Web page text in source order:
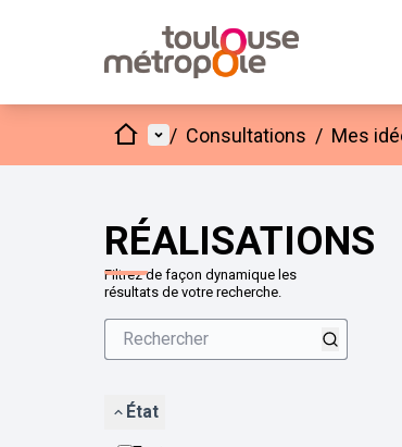
AccueilMenu principal
/ Consultations / Mes
RÉALISATIONS
Filtrez de façon dynamique les
résultats de votre recherche.
État